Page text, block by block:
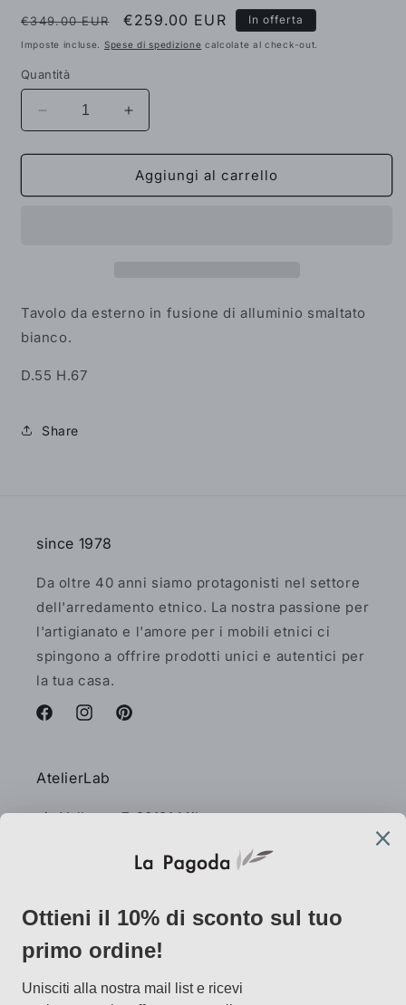
Prezzo
di
€349.00 EUR
Prezzo
scontato
€259.00 EUR In offerta
Imposte incluse. Spese di spedizione calcolate al check-out.
Quantità
Diminuisci
quantità
per
in
Aumenta
quantità
per
Tavolino
in
Aggiungi al carrello
Tavolo da esterno in fusione di alluminio smaltato
bianco.
D.55 H.67
Share
since 1978
Da oltre 40 anni siamo protagonisti nel settore
dell'arredamento etnico. La nostra passione per
l'artigianato e l'amore per i mobili etnici ci
spingono a offrire prodotti unici e autentici per
la tua casa.
FacebookInstagramPinterest
AtelierLab
via Vallazze 7, 20131 Milano
info@lapagoda.net
Mobile & what up 335 7746367